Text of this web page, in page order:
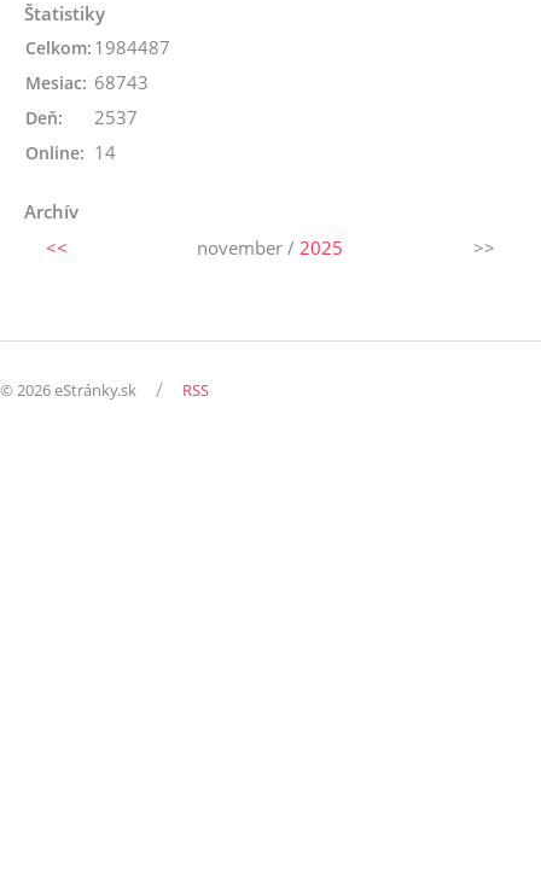
Štatistiky
Online: 14
Celkom: 1984487
Mesiac: 68743
Deň: 2537
Archív
<<
november / 2025 >>
© 2026 eStránky.sk / RSS